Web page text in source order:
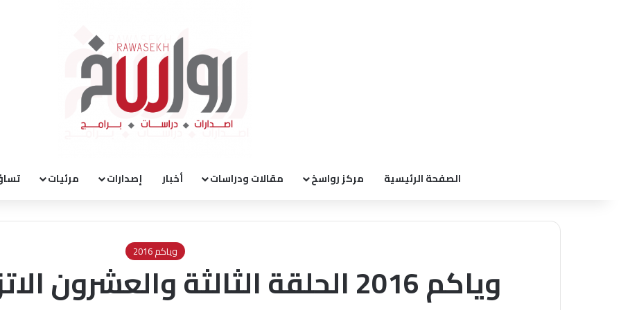
الصفحة الرئيسية مركز رواسخ مقالات ودراسات أخبار إصدارات مرئيات
وياكم 2016
وياكم 2016 الحلقة الثالثة